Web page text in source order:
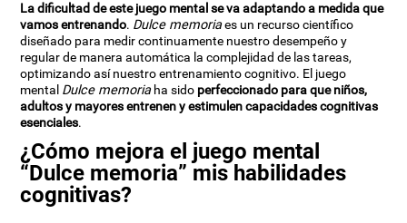
La dificultad de este juego mental se va adaptando a medida que
vamos entrenando. Dulce memoriaes un recurso científico
diseñado para medir continuamente nuestro desempeño y
regular de manera automática la complejidad de las tareas,
optimizando así nuestro entrenamiento cognitivo. El juego
mental Dulce memoriaha sido perfeccionado para que niños,
adultos y mayores entrenen y estimulen capacidades cognitivas
esenciales.
¿Cómo mejora el juego mental
“Dulce memoria” mis habilidades
cognitivas?